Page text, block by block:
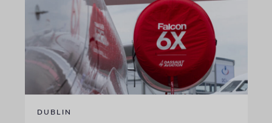
DUBLIN